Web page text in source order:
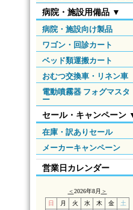
病院・施設用備品 ▼
病院・施設向け製品
ワゴン・回診カート
ベッド類運搬カート
おむつ交換車・リネン車
電動噴霧器 フォグマスタ
ー
セール・キャンペーン
在庫・訳ありセール
メーカーキャンペーン
営業日カレンダー
＜2026年8月 ＞
日
月 火 水 木 金
土